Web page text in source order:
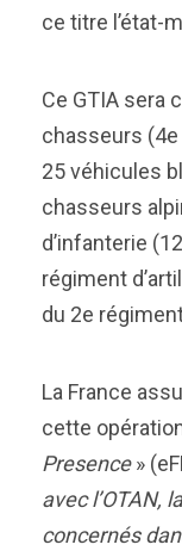
ce titre l’état-
Ce GTIA sera
chasseurs (4e
25 véhicules
chasseurs
d’infanterie
régiment
du 2e
La France
cette
Presence»
avec l’OTAN,
concernés